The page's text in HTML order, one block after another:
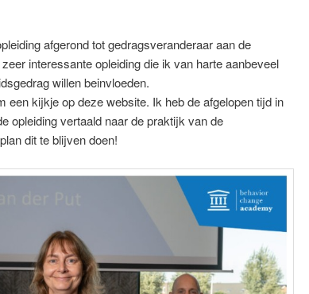
afgerond tot gedragsveranderaar aan de
interessante opleiding die ik van harte aanbeveel
willen beinvloeden.
een kijkje op deze website. Ik heb de afgelopen tijd in
opleiding vertaald naar de praktijk van de
dit te blijven doen!